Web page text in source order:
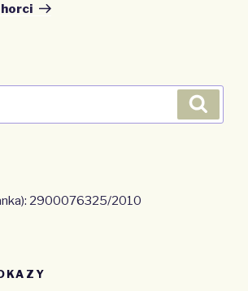
2900076325/2010